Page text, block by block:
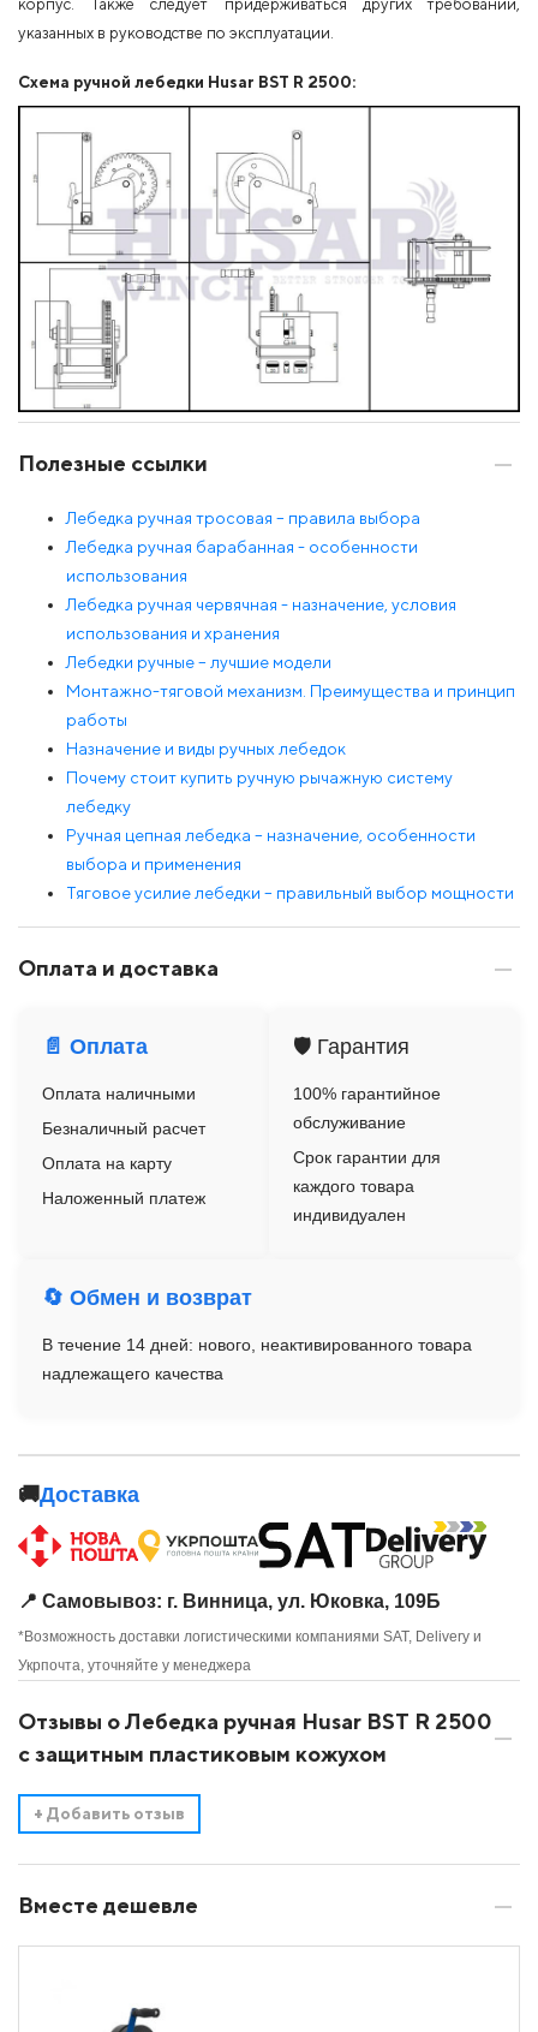
указанных в руководстве по эксплуатации.
Схема ручной лебедки Husar BST R 2500:
Полезные ссылки
Лебедка ручная тросовая – правила выбора
Лебедка ручная барабанная - особенности
использования
Лебедка ручная червячная - назначение, условия
использования и хранения
Лебедки ручные – лучшие модели
Монтажно-тяговой механизм. Преимущества и принцип
работы
Назначение и виды ручных лебедок
Почему стоит купить ручную рычажную систему
лебедку
Ручная цепная лебедка – назначение, особенности
выбора и применения
Тяговое усилие лебедки – правильный выбор мощности
Оплата и доставка
📄 Оплата
Оплата наличными
Безналичный расчет
Оплата на карту
Наложенный платеж
🛡️ Гарантия
100% гарантийное
обслуживание
Срок гарантии для
каждого товара
индивидуален
🔄 Обмен и возврат
В течение 14 дней: нового, неактивированного товара
надлежащего качества
🚚Доставка
📍 Самовывоз: г. Винница, ул. Юковка, 109Б
*Возможность доставки логистическими компаниями SAT, Delivery и
Укрпочта, уточняйте у менеджера
Отзывы о Лебедка ручная Husar BST R 2500
с защитным пластиковым кожухом
+ Добавить отзыв
Вместе дешевле